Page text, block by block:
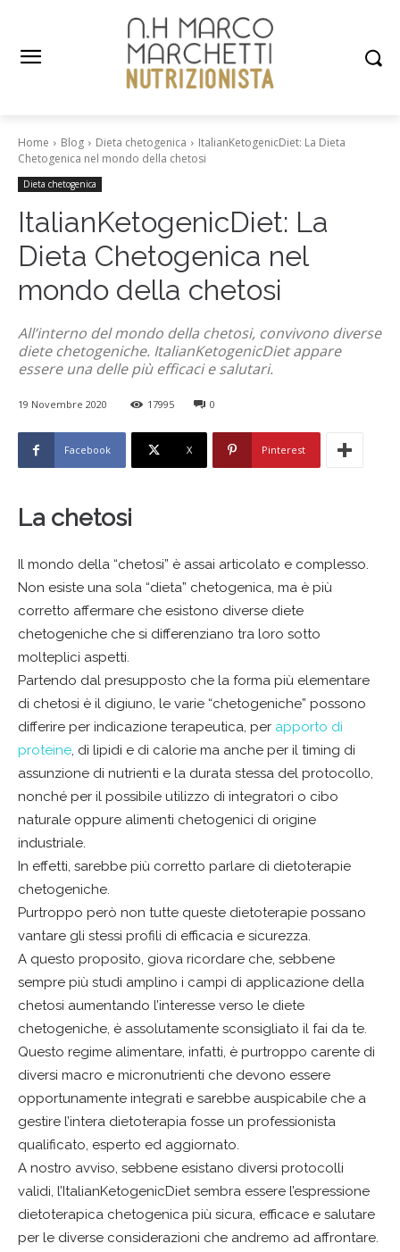
Home Blog Dieta chetogenica
ItalianKetogenicDiet: La Dieta
Chetogenica nel mondo della chetosi
Dieta chetogenica
ItalianKetogenicDiet: La
Dieta Chetogenica nel
mondo della chetosi
All’interno del mondo della chetosi, convivono diverse
diete chetogeniche. ItalianKetogenicDiet appare
essere una delle più efficaci e salutari.
19 Novembre 2020 17995 0
Facebook X Pinterest
La chetosi
Il mondo della “chetosi” è assai articolato e complesso.
Non esiste una sola “dieta” chetogenica, ma è più
corretto affermare che esistono diverse diete
chetogeniche che si differenziano tra loro sotto
molteplici aspetti.
Partendo dal presupposto che la forma più elementare
di chetosi è il digiuno, le varie “chetogeniche” possono
differire per indicazione terapeutica, per apporto di
proteine, di lipidi e di calorie ma anche per il timing di
assunzione di nutrienti e la durata stessa del protocollo,
nonché per il possibile utilizzo di integratori o cibo
naturale oppure alimenti chetogenici di origine
industriale.
In effetti, sarebbe più corretto parlare di dietoterapie
chetogeniche.
Purtroppo però non tutte queste dietoterapie possano
vantare gli stessi profili di efficacia e sicurezza.
A questo proposito, giova ricordare che, sebbene
sempre più studi amplino i campi di applicazione della
chetosi aumentando l’interesse verso le diete
chetogeniche, è assolutamente sconsigliato il fai da te.
Questo regime alimentare, infatti, è purtroppo carente di
diversi macro e micronutrienti che devono essere
opportunamente integrati e sarebbe auspicabile che a
gestire l’intera dietoterapia fosse un professionista
qualificato, esperto ed aggiornato.
A nostro avviso, sebbene esistano diversi protocolli
validi, l’ItalianKetogenicDiet sembra essere l’espressione
dietoterapica chetogenica più sicura, efficace e salutare
per le diverse considerazioni che andremo ad affrontare.